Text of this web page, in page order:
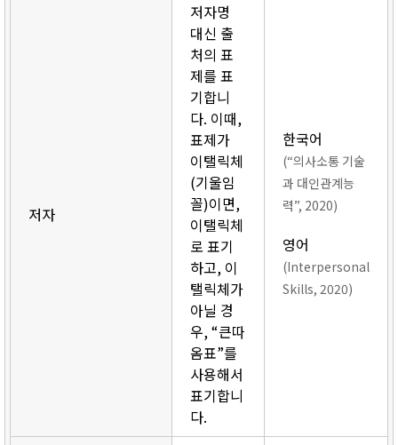
저자
저자명
대신 출
처의 표
제를 표
기합니
다. 이때,
표제가
이탤릭체
(기울임
꼴)이면,
이탤릭체
로 표기
하고, 이
탤릭체가
아닐 경
우, “큰따
옴표”를
사용해서
표기합니
다.
한국어
(“의사소통 기술
과 대인관계능
력”, 2020)
영어
(Interpersonal
Skills, 2020)